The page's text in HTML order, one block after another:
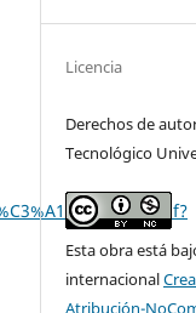
Licencia
Derechos de
Tecnológico
Esta obra está
internacional